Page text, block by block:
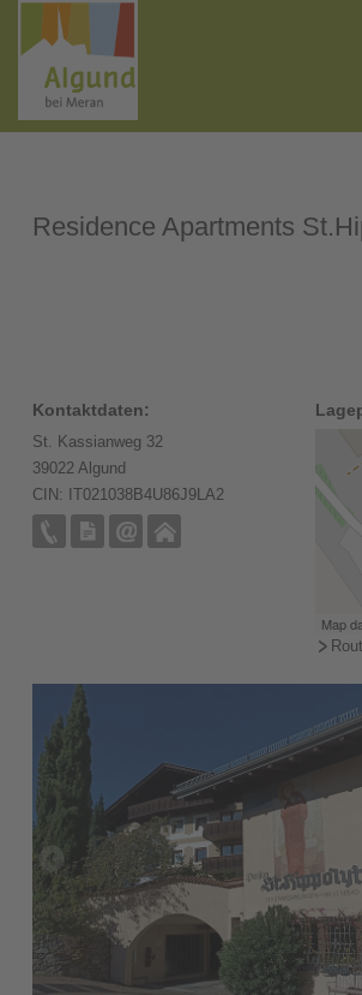
Residence Apartments
Kontaktdaten:
St. Kassianweg 32
39022 Algund
CIN: IT021038B4U86J9LA2
Map